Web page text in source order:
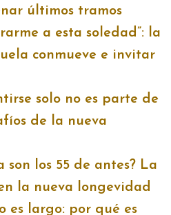
últimos tramos
a esta soledad”: la
conmueve e invitar
solo no es parte de
de la nueva
son los 55 de antes? La
la nueva longevidad
es largo: por qué es